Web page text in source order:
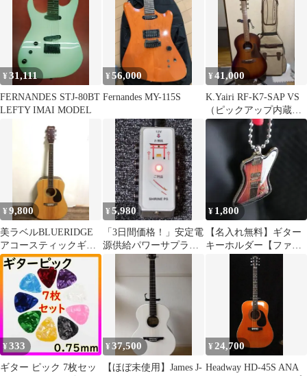
¥31,111
FERNANDES STJ-80BT
LEFTY IMAI MODEL
¥56,000
Fernandes MY-115S
¥41,000
K.Yairi RF-K7-SAP VS
（ピックアップ内蔵）
2013年製
¥9,800
美ラベルBLUERIDGE
アコースティックギタ
ー HW400-N ケース付
¥5,980
「3日間価格！」安定電
源供給パワーサプライ
二号機（ハンドメイ
¥ 1,800
【名入れ無料】ギター
キーホルダー【ファイ
ヤーバード】
¥333
ギター ピック 7枚セッ
¥37,500
【ほぼ未使用】James J-
¥ 24,700
Headway HD-45S ANA